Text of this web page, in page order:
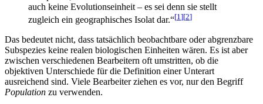
auch keine Evolutionseinheit – es sei denn sie stellt
zugleich ein geographisches Isolat dar.“[1][2]
Das bedeutet nicht, dass tatsächlich beobachtbare oder abgrenzbare
Subspezies keine realen biologischen Einheiten wären. Es ist aber
zwischen verschiedenen Bearbeitern oft umstritten, ob die
objektiven Unterschiede für die Definition einer Unterart
ausreichend sind. Viele Bearbeiter ziehen es vor, nur den Begriff
Population zu verwenden.